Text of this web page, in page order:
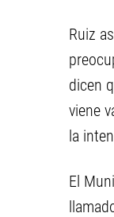
Ruiz
dicen
viene
la
El